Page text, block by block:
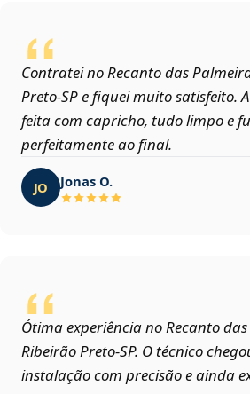
Contratei no Recanto das
Preto‑SP e fiquei muito satisfeito.
feita com capricho, tudo limpo e
perfeitamente ao final.
JO Jonas O.
Ótima experiência no Recanto
Ribeirão Preto‑SP. O técnico
instalação com precisão e ainda